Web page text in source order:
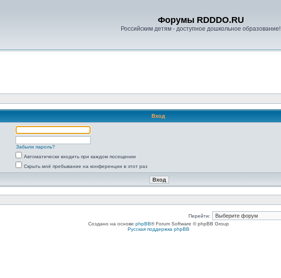
Форумы RDDDO.RU
Российским детям - доступное дошкольное образование!
Вход
Забыли пароль?
Автоматически входить при каждом посещении
Скрыть моё пребывание на конференции в этот раз
Перейти:
Создано на основе phpBB® Forum Software © phpBB Group
Русская поддержка phpBB